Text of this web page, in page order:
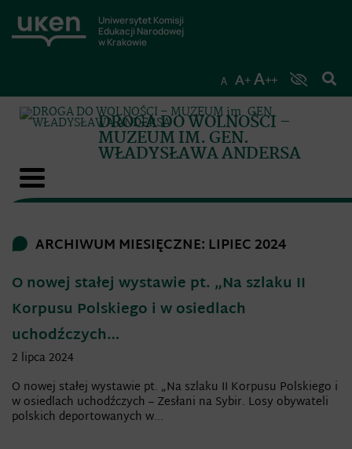
Uniwersytet Komisji
Edukacji Narodowej
w Krakowie
DROGA DO WOLNOŚCI –
MUZEUM IM. GEN.
WŁADYSŁAWA ANDERSA
ARCHIWUM MIESIĘCZNE: LIPIEC 2024
O nowej stałej wystawie pt. „Na szlaku II
Korpusu Polskiego i w osiedlach
uchodźczych…
2 lipca 2024
O nowej stałej wystawie pt. „Na szlaku II Korpusu Polskiego i
w osiedlach uchodźczych – Zesłani na Sybir. Losy obywateli
polskich deportowanych w...